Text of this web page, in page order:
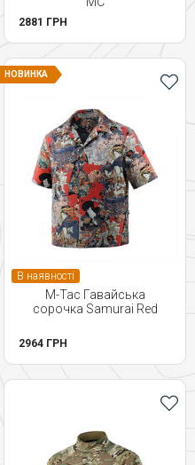
2881 ГРН
НОВИНКА
В наявності
M-Tac Гавайська
сорочка Samurai Red
2964 ГРН